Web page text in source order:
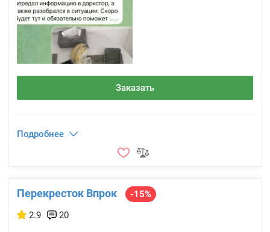
Заказать
Подробнее
Перекресток Впрок
-15%
2.9
20